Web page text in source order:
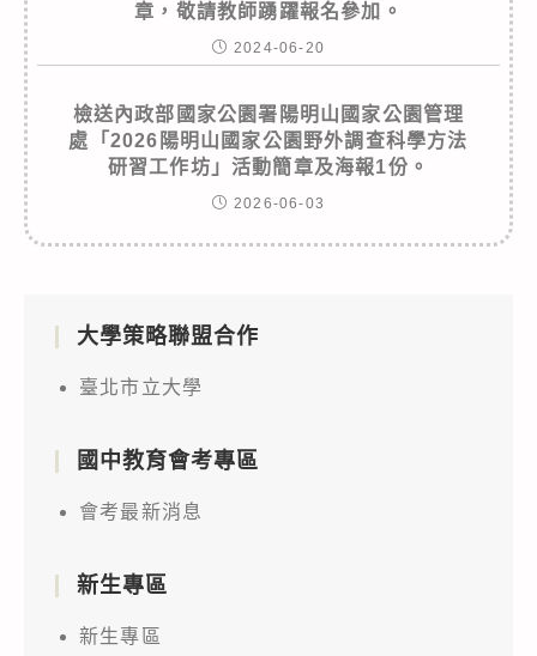
章，敬請教師踴躍報名參加。
2024-06-20
檢送內政部國家公園署陽明山國家公園管理
處「2026陽明山國家公園野外調查科學方法
研習工作坊」活動簡章及海報1份。
2026-06-03
大學策略聯盟合作
臺北市立大學
國中教育會考專區
會考最新消息
新生專區
新生專區